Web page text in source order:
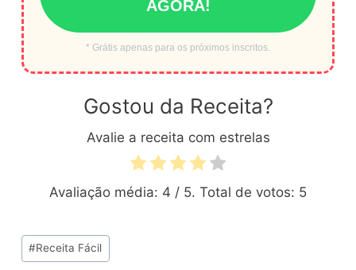
AGORA!
* Grátis apenas para os próximos inscritos.
Gostou da Receita?
Avalie a receita com estrelas
Avaliação média: 4 / 5. Total de votos: 5
Tags
do
#Receita Fácil